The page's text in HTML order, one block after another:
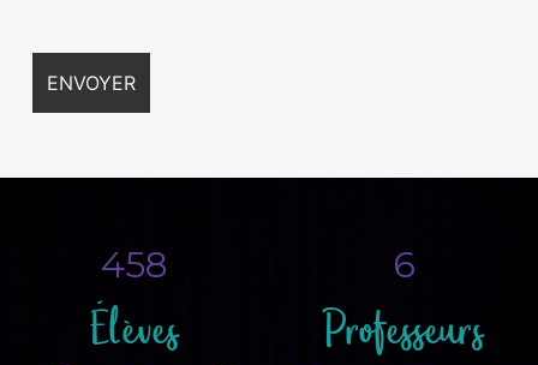
458
Élèves
6
Professeurs